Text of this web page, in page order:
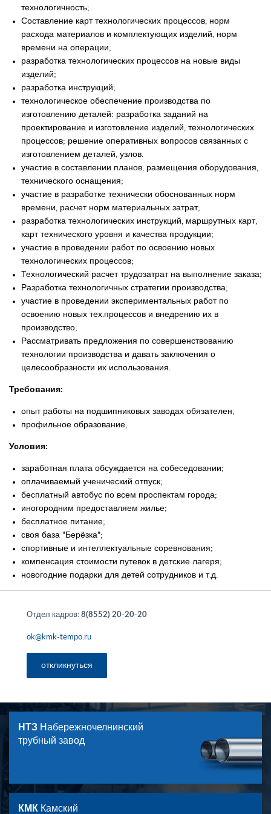
технологичность;
Составление карт технологических процессов, норм
расхода материалов и комплектующих изделий, норм
времени на операции;
разработка технологических процессов на новые виды
изделий;
разработка инструкций;
технологическое обеспечение производства по
изготовлению деталей: разработка заданий на
проектирование и изготовление изделий, технологических
процессов; решение оперативных вопросов связанных с
изготовлением деталей, узлов.
участие в составлении планов, размещения оборудования,
технического оснащения;
участие в разработке технически обоснованных норм
времени, расчет норм материальных затрат;
разработка технологических инструкций, маршрутных карт,
карт технического уровня и качества продукции;
участие в проведении работ по освоению новых
технологических процессов;
Технологический расчет трудозатрат на выполнение заказа;
Разработка технологичных стратегии производства;
участие в проведении экспериментальных работ по
освоению новых тех.процессов и внедрению их в
производство;
Рассматривать предложения по совершенствованию
технологии производства и давать заключения о
целесообразности их использования.
Требования:
опыт работы на подшипниковых заводах обязателен,
профильное образование,
Условия:
заработная плата обсуждается на собеседовании;
оплачиваемый ученический отпуск;
бесплатный автобус по всем проспектам города;
иногородним предоставляем жилье;
бесплатное питание;
своя база "Берёзка";
спортивные и интеллектуальные соревнования;
компенсация стоимости путевок в детские лагеря;
новогодние подарки для детей сотрудников и т.д.
Отдел кадров: 8(8552) 20-20-20
ok@kmk-tempo.ru
откликнуться
НТЗ Набережночелнинский
трубный завод
КМК Камский